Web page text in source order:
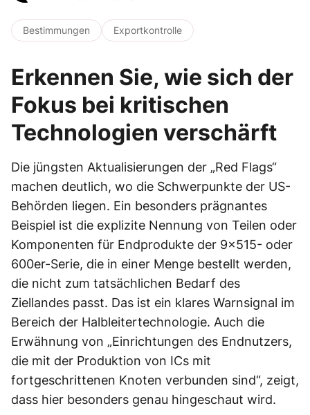
Bestimmungen Exportkontrolle
Erkennen Sie, wie sich der
Fokus bei kritischen
Technologien verschärft
Die jüngsten Aktualisierungen der „Red Flags“
machen deutlich, wo die Schwerpunkte der US-
Behörden liegen. Ein besonders prägnantes
Beispiel ist die explizite Nennung von Teilen oder
Komponenten für Endprodukte der 9×515- oder
600er-Serie, die in einer Menge bestellt werden,
die nicht zum tatsächlichen Bedarf des
Ziellandes passt. Das ist ein klares Warnsignal im
Bereich der Halbleitertechnologie. Auch die
Erwähnung von „Einrichtungen des Endnutzers,
die mit der Produktion von ICs mit
fortgeschrittenen Knoten verbunden sind“, zeigt,
dass hier besonders genau hingeschaut wird.